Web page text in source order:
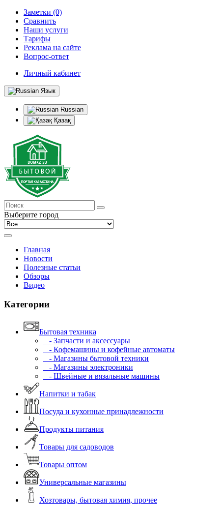
Заметки (0)
Сравнить
Наши услуги
Тарифы
Реклама на сайте
Вопрос-ответ
Личный кабинет
Язык
Russian
Қазақ
Выберите город
Главная
Новости
Полезные статьи
Обзоры
Видео
Категории
Бытовая техника
- Запчасти и аксессуары
- Кофемашины и кофейные автоматы
- Магазины бытовой техники
- Магазины электроники
- Швейные и вязальные машины
Напитки и табак
Посуда и кухонные принадлежности
Продукты питания
Товары для садоводов
Товары оптом
Универсальные магазины
Хозтовары, бытовая химия, прочее